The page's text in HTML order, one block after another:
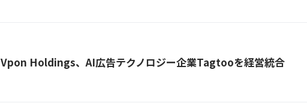
Vpon Holdings、AI広告テクノロジー企業Tagtooを経営統合